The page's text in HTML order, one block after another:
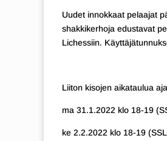
Uudet innokkaat pelaajat
shakkikerhoja edustavat
Lichessiin.
Liiton kisojen aikataulua
ma 31.1.2022 klo 18-19
ke 2.2.2022 klo 18-19